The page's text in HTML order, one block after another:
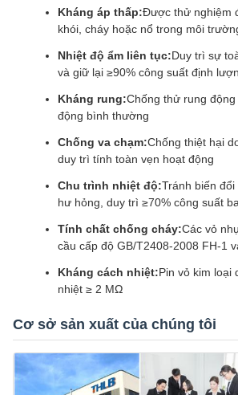
Kháng áp thấp:Được thử nghiệm
khói, cháy hoặc nổ trong môi
Nhiệt độ ẩm liên tục:Duy trì sự
và giữ lại ≥90% công suất định
Kháng rung:Chống thử rung
động bình thường
Chống va chạm:Chống thiệt hại
duy trì tính toàn vẹn hoạt động
Chu trình nhiệt độ:Tránh biến
hư hỏng, duy trì ≥70% công suất
Tính chất chống cháy:Các vỏ
cầu cấp độ GB/T2408-2008 FH-1
Kháng cách nhiệt:Pin vỏ kim loại
nhiệt ≥ 2 MΩ
Cơ sở sản xuất của chúng tôi